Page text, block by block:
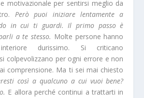
motivazionale per sentirsi meglio da
Però puoi iniziare lentamente a
in cui ti guardi. Il primo passo è
a te stesso. Molte persone hanno
durissimo. Si criticano
colpevolizzano per ogni errore e non
comprensione. Ma ti sei mai chiesto
così a qualcuno a cui vuoi bene?
E allora perché continui a trattarti in